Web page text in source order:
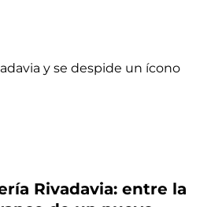
Rivadavia: entre la